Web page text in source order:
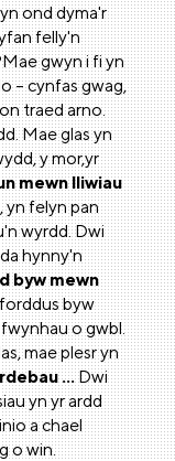
ond dyma'r
felly'n
Mae gwyn i fi yn
– cynfas gwag,
traed arno.
Mae glas yn
y mor,yr
mewn lliwiau
yn felyn pan
wyrdd. Dwi
hynny'n
byw mewn
byw
o gwbl.
mae plesr yn
...Dwi
yn yr ardd
a chael
o win.